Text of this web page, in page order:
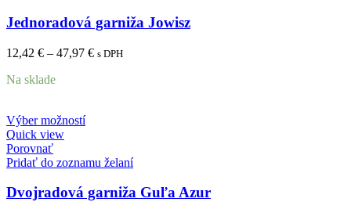
Jednoradová garniža Jowisz
12,42 € – 47,97 € s DPH
Na sklade
Výber možností
Quick view
Porovnať
Pridať do zoznamu želaní
Dvojradová garniža Guľa Azur